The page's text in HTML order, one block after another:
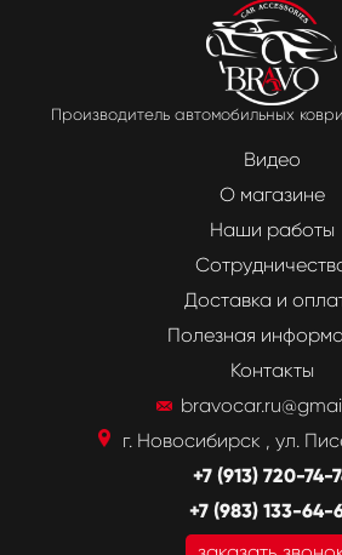
Производитель автомобильных
Видео
О магазине
Наши работы
Доставка и
Полезная
Контакты
г. Новосибирск , ул.
+7 (913) 720-74-
+7 (983) 133-64-